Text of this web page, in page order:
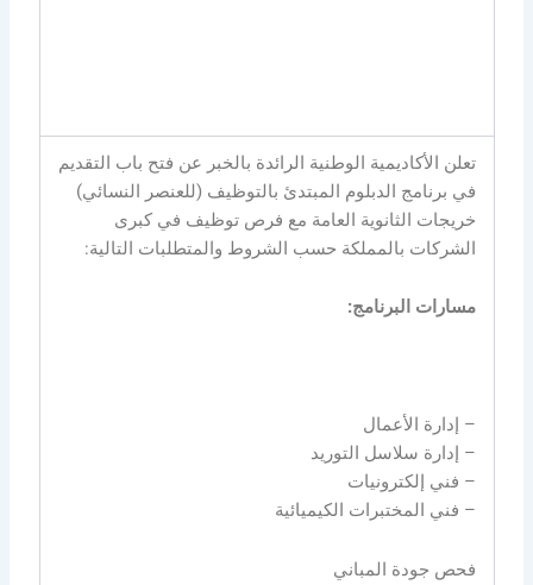
تعلن الأكاديمية الوطنية الرائدة بالخبر عن فتح باب التقديم
في برنامج الدبلوم المبتدئ بالتوظيف (للعنصر النسائي)
خريجات الثانوية العامة مع فرص توظيف في كبرى
الشركات بالمملكة حسب الشروط والمتطلبات التالية:
مسارات البرنامج:
– إدارة الأعمال
– إدارة سلاسل التوريد
– ⁠فني إلكترونيات
– ⁠فني المختبرات الكيميائية
⁠فحص جودة المباني